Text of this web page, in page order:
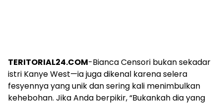
TERITORIAL24.COM-Bianca Censori bukan sekadar
istri Kanye West—ia juga dikenal karena selera
fesyennya yang unik dan sering kali menimbulkan
kehebohan. Jika Anda berpikir, “Bukankah dia yang